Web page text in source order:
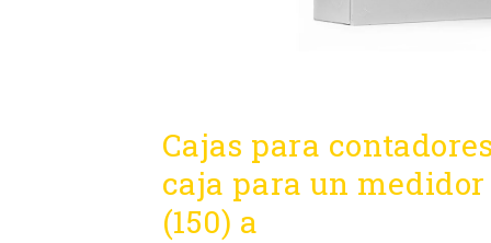
Cajas para
caja para un
(150) a